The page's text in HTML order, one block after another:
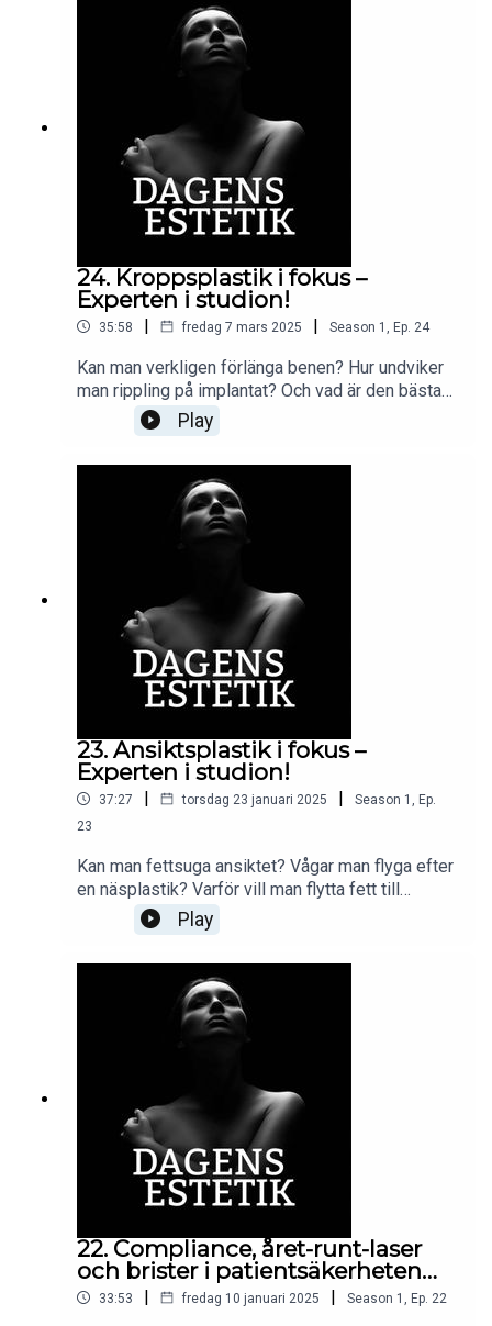
Dagens Estetik, berättar allt – och mer därtill – i
vårens främsta hudspecial.Avsnittet bjuder på
pekpinnar, praktiska råd och mängder av
Dermalogica PRO
24. Kroppsplastik i fokus –
Experten i studion!
35:58 | fredag 7 mars 2025 | Season 1 Ep. 24
Kan man verkligen förlänga benen? Hur undviker
man rippling på implantat? Och vad är den bästa
lösningen för hudöverskott efter en stor
viktminskning? Vi tar reda på rubbet och mycket
medlem i Dagens Estetiks expertpanel, gästar
studion för att svara på inskickade
frågor.Avsnittet bjuder på nyheter, tänkvärda råd,
@akademiklinikensverige
Play
23. Ansiktsplastik i fokus –
Experten i studion!
37:27 | torsdag 23 januari 2025 | Season 1
Ep.
23
Kan man fettsuga ansiktet? Vågar man flyga efter
en näsplastik? Varför vill man flytta fett till
tinningarna?Allt det här och mer därtill får vi svar
på när dr Hamid Natghian, plastikkirurg och
studion för att svara på inskickade frågor.Aha-
upplevelser, goda råd, intressanta frågor och lite
varningar utlovas!Medverkande i detta avsnitt: Dr
https://gcaesthetics.com@gcaesthetics.scandina
Play
22. Compliance, året-runt-laser
och brister i patientsäkerheten…
33:53 | fredag 10 januari 2025 | Season 1 , Ep. 22